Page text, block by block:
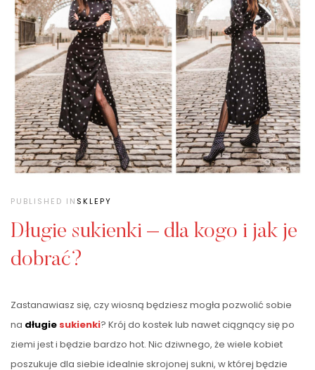
PUBLISHED IN SKLEPY
Długie sukienki – dla kogo i jak je
dobrać?
Zastanawiasz się, czy wiosną będziesz mogła pozwolić sobie
na długie sukienki? Krój do kostek lub nawet ciągnący się po
ziemi jest i będzie bardzo hot. Nic dziwnego, że wiele kobiet
poszukuje dla siebie idealnie skrojonej sukni, w której będzie